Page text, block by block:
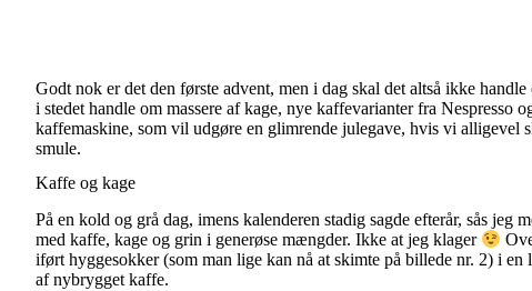
Godt nok er det den første advent, men i dag skal det altså ikke
i stedet handle om massere af kage, nye kaffevarianter fra Nespresso
kaffemaskine, som vil udgøre en glimrende julegave, hvis vi alligevel
smule.
Kaffe og kage
På en kold og grå dag, imens kalenderen stadig sagde efterår, sås jeg
med kaffe, kage og grin i generøse mængder. Ikke at jeg klager
iført hyggesokker (som man lige kan nå at skimte på billede nr. 2) i
af nybrygget kaffe.